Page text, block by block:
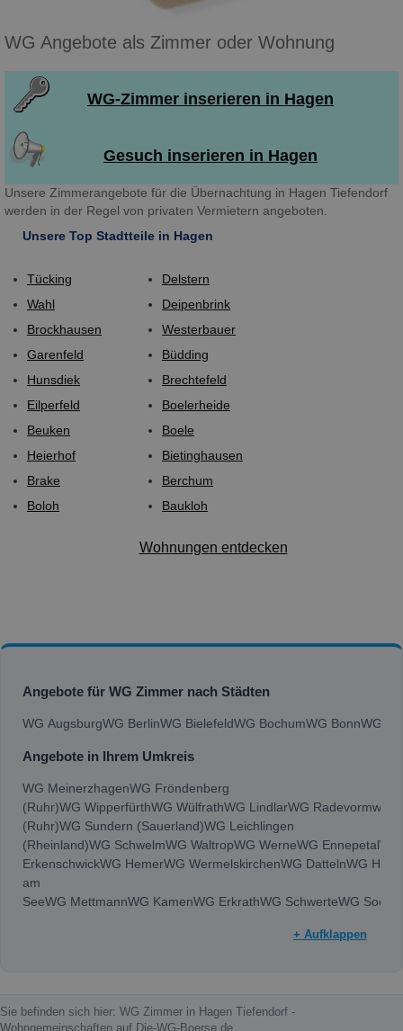
WG Angebote als Zimmer oder Wohnung
WG-Zimmer inserieren in Hagen
Gesuch inserieren in Hagen
Unsere Zimmerangebote für die Übernachtung in Hagen Tiefendorf
werden in der Regel von privaten Vermietern angeboten.
Unsere Top Stadtteile in Hagen
Tücking
Wahl
Brockhausen
Garenfeld
Hunsdiek
Eilperfeld
Beuken
Heierhof
Brake
Boloh
Delstern
Deipenbrink
Westerbauer
Büdding
Brechtefeld
Boelerheide
Boele
Bietinghausen
Berchum
Baukloh
Wohnungen entdecken
Angebote für WG Zimmer nach Städten
WG AugsburgWG BerlinWG BielefeldWG BochumWG BonnWG
Angebote in Ihrem Umkreis
WG MeinerzhagenWG Fröndenberg
(Ruhr)WG WipperfürthWG WülfrathWG LindlarWG Radevormwald
(Ruhr)WG Sundern (Sauerland)WG Leichlingen
(Rheinland)WG SchwelmWG WaltropWG WerneWG Ennepetal
ErkenschwickWG HemerWG WermelskirchenWG DattelnWG
am
SeeWG MettmannWG KamenWG ErkrathWG SchwerteWG Soest
WG MarlWG Lünen
+ Aufklappen
Sie befinden sich hier: WG Zimmer in Hagen Tiefendorf -
Wohngemeinschaften auf Die-WG-Boerse.de